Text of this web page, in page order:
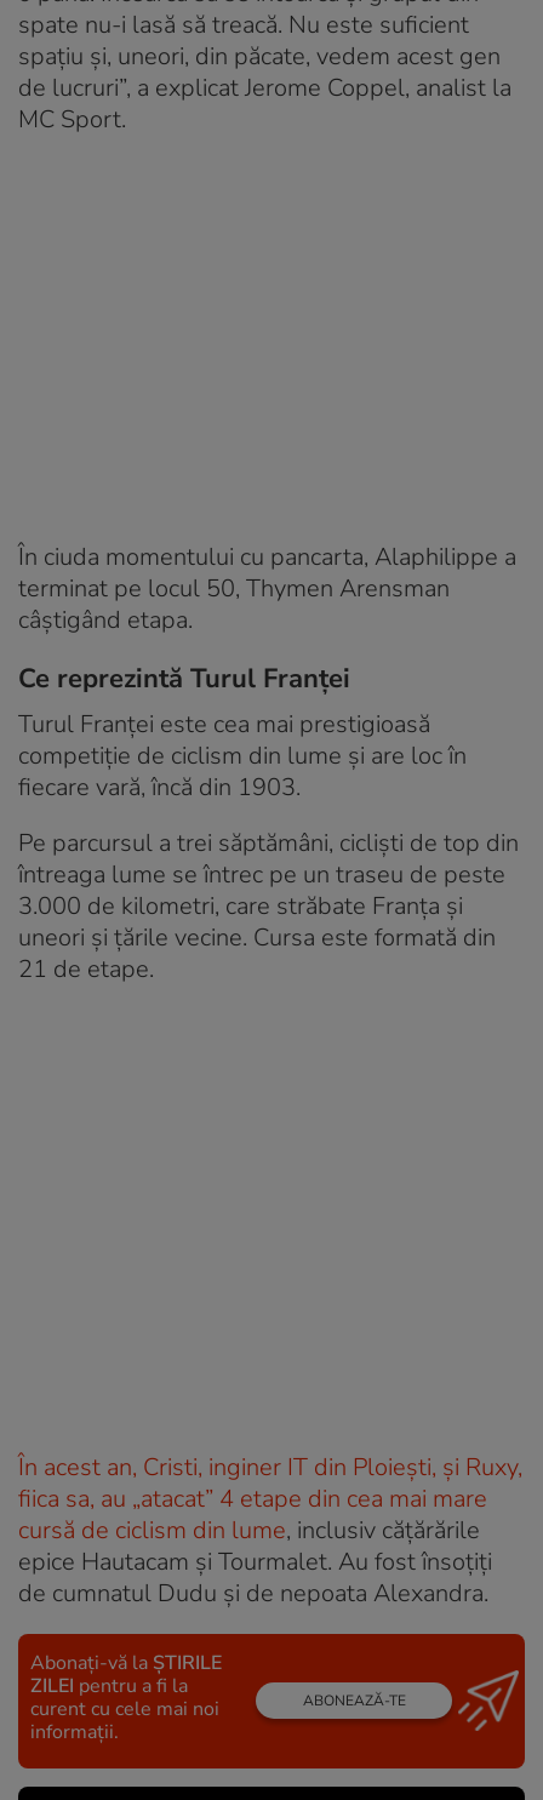
spate nu-i lasă să treacă. Nu este suficient
spațiu și, uneori, din păcate, vedem acest gen
de lucruri”, a explicat Jerome Coppel, analist la
MC Sport.
În ciuda momentului cu pancarta, Alaphilippe a
terminat pe locul 50, Thymen Arensman
câștigând etapa.
Ce reprezintă Turul Franței
Turul Franței este cea mai prestigioasă
competiție de ciclism din lume și are loc în
fiecare vară, încă din 1903.
Pe parcursul a trei săptămâni, cicliști de top din
întreaga lume se întrec pe un traseu de peste
3.000 de kilometri, care străbate Franța și
uneori și țările vecine. Cursa este formată din
21 de etape.
În acest an, Cristi, inginer IT din Ploiești, și Ruxy,
fiica sa, au „atacat” 4 etape din cea mai mare
cursă de ciclism din lume, inclusiv cățărările
epice Hautacam și Tourmalet. Au fost însoțiți
de cumnatul Dudu și de nepoata Alexandra.
Abonați-vă la ȘTIRILE
ZILEI pentru a fi la
curent cu cele mai noi
informații.
ABONEAZĂ-TE